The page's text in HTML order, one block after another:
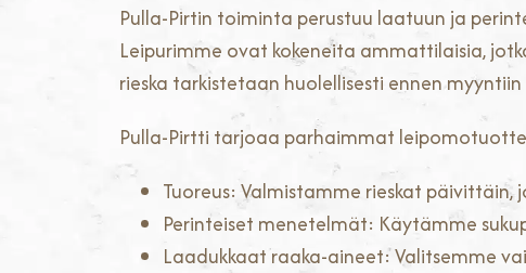
Pulla-Pirtin toiminta perustuu laatuun ja
Leipurimme ovat kokeneita ammattilaisia,
rieska tarkistetaan huolellisesti ennen
Pulla-Pirtti tarjoaa parhaimmat
Tuoreus: Valmistamme rieskat
Perinteiset menetelmät: Käytämme
Laadukkaat raaka-aineet: Valitsemme